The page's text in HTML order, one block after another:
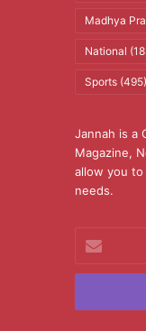
Madhya
National
Sports(495)
Jannah is a
Magazine,
allow you
needs.
your
Email